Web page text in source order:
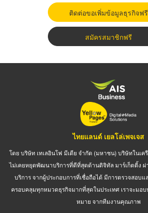
ติดต่อขอเพิ่มข้อมูลธุรกิจฟรี
สมัครสมาชิกฟรี
ไทยแลนด์ เยลโล่เพจเจส
โดย บริษัท เทเลอินโฟ มีเดีย จำกัด (มหาชน) บริษัทในเค
ไม่เคยหยุดพัฒนาบริการที่ดีที่สุดด้านดิจิทัล มาร์เก็ตติ้ง ผ่
บริการ จากผู้ประกอบการที่เชื่อถือได้ มีการตรวจสอบ
ครอบคลุมทุกหมวดธุรกิจมากที่สุดในประเทศ เราจะมอ
หมาย จากทีมงานคุณภาพ